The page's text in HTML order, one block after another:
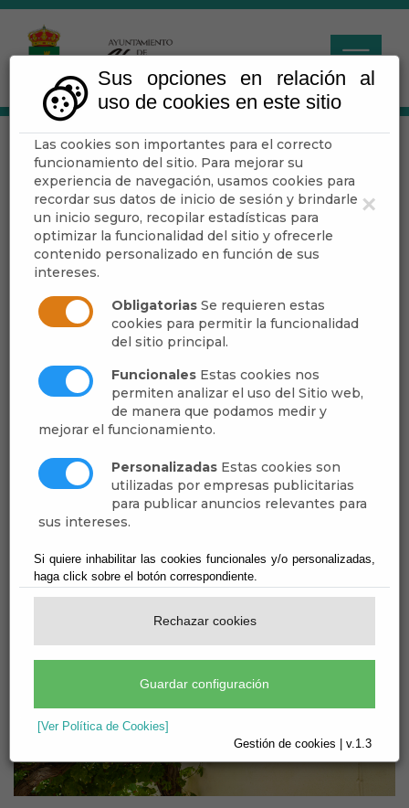
×
Sus opciones en relación al
uso de cookies en este sitio
Las cookies son importantes para el correcto
funcionamiento del sitio. Para mejorar su
experiencia de navegación, usamos cookies para
recordar sus datos de inicio de sesión y brindarle
un inicio seguro, recopilar estadísticas para
optimizar la funcionalidad del sitio y ofrecerle
contenido personalizado en función de sus
intereses.
Obligatorias Se requieren estas
cookies para permitir la funcionalidad
del sitio principal.
Funcionales Estas cookies nos
permiten analizar el uso del Sitio web,
de manera que podamos medir y
mejorar el funcionamiento.
Personalizadas Estas cookies son
utilizadas por empresas publicitarias
para publicar anuncios relevantes para
sus intereses.
Si quiere inhabilitar las cookies funcionales y/o personalizadas,
haga click sobre el botón correspondiente.
Rechazar cookies
Guardar configuración
[Ver Política de Cookies]
Gestión de cookies | v.1.3
Economía
Escuchar
Durante el siglo XVIII
proceso de expansión auspiciado por el
comercio de las zonas forestales, que llegan a
conducir hasta una sobreexplotación de los
bosques para destinar madera a las atarazanas
de Sevilla y Almería. La riqueza de la localidad
permite efectuar el deslinde del municipio.
evolución económica, sustentada sobre
todo en la
agricultura. Situación que se
mantiene este siglo, lo que propiciará un
que ocurre en otros puntos de la provincia.